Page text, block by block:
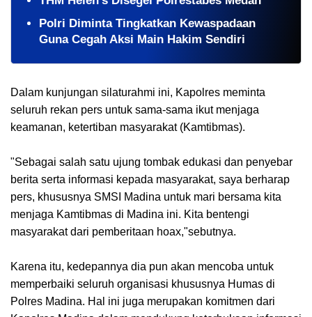
Polri Diminta Tingkatkan Kewaspadaan
Guna Cegah Aksi Main Hakim Sendiri
Dalam kunjungan silaturahmi ini, Kapolres meminta
seluruh rekan pers untuk sama-sama ikut menjaga
keamanan, ketertiban masyarakat (Kamtibmas).
"Sebagai salah satu ujung tombak edukasi dan penyebar
berita serta informasi kepada masyarakat, saya berharap
pers, khususnya SMSI Madina untuk mari bersama kita
menjaga Kamtibmas di Madina ini. Kita bentengi
masyarakat dari pemberitaan hoax,"sebutnya.
Karena itu, kedepannya dia pun akan mencoba untuk
memperbaiki seluruh organisasi khususnya Humas di
Polres Madina. Hal ini juga merupakan komitmen dari